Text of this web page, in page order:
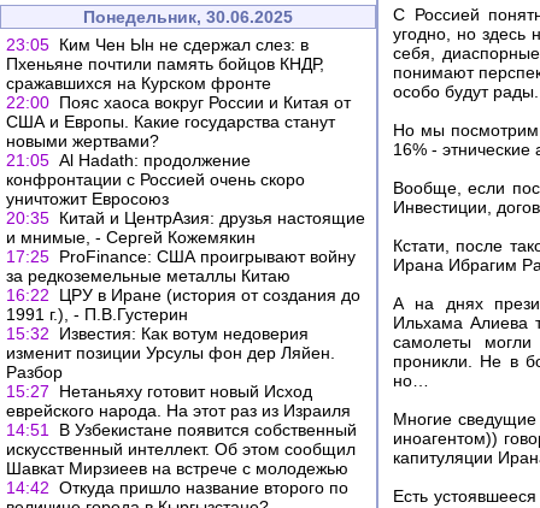
Понедельник, 30.06.2025
23:05 Ким Чен Ын не сдержал слез: в
Пхеньяне почтили память бойцов КНДР,
сражавшихся на Курском фронте
22:00 Пояс хаоса вокруг России и Китая от
США и Европы. Какие государства станут
новыми жертвами?
21:05 Al Hadath: продолжение
конфронтации с Россией очень скоро
уничтожит Евросоюз
20:35 Китай и ЦентрАзия: друзья настоящие
и мнимые, - Сергей Кожемякин
17:25 ProFinance: США проигрывают войну
за редкоземельные металлы Китаю
16:22
ЦРУ в Иране (история от создания до
1991 г.), - П.В.Густерин
15:32
Известия: Как вотум недоверия
изменит позиции Урсулы фон дер Ляйен.
Разбор
15:27
Нетаньяху готовит новый Исход
еврейского народа. На этот раз из Израиля
14:51
В Узбекистане появится собственный
искусственный интеллект. Об этом сообщил
Шавкат Мирзиеев на встрече с молодежью
14:42 Откуда пришло название второго по
С Россией
угодно, но здесь
себя,
понимают
особо будут
Но мы посмотрим
16% -
Вообще, если
Инвестиции,
Кстати, после
Ирана Ибрагим
А на днях
Ильхама Алиева
самолеты
проникли. Не в
но…
Многие сведущие
иноагентом))
капитуляции
Есть